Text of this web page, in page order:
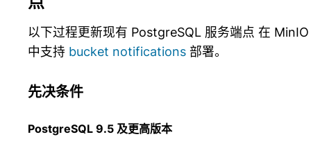
以下过程更新现有 PostgreSQL 服务端点 在 MinIO
中支持 bucket notifications 部署。
先决条件
PostgreSQL 9.5 及更高版本